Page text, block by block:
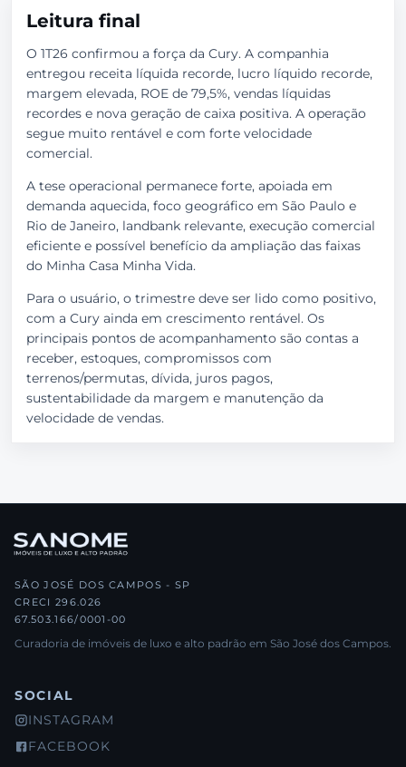
Leitura final
O 1T26 confirmou a força da Cury. A companhia
entregou receita líquida recorde, lucro líquido recorde,
margem elevada, ROE de 79,5%, vendas líquidas
recordes e nova geração de caixa positiva. A operação
segue muito rentável e com forte velocidade
comercial.
A tese operacional permanece forte, apoiada em
demanda aquecida, foco geográfico em São Paulo e
Rio de Janeiro, landbank relevante, execução comercial
eficiente e possível benefício da ampliação das faixas
do Minha Casa Minha Vida.
Para o usuário, o trimestre deve ser lido como positivo,
com a Cury ainda em crescimento rentável. Os
principais pontos de acompanhamento são contas a
receber, estoques, compromissos com
terrenos/permutas, dívida, juros pagos,
sustentabilidade da margem e manutenção da
velocidade de vendas.
SÃO JOSÉ DOS CAMPOS - SP
CRECI 296.026
67.503.166/0001-00
Curadoria de imóveis de luxo e alto padrão em São José dos Campos.
SOCIAL
INSTAGRAM
FACEBOOK